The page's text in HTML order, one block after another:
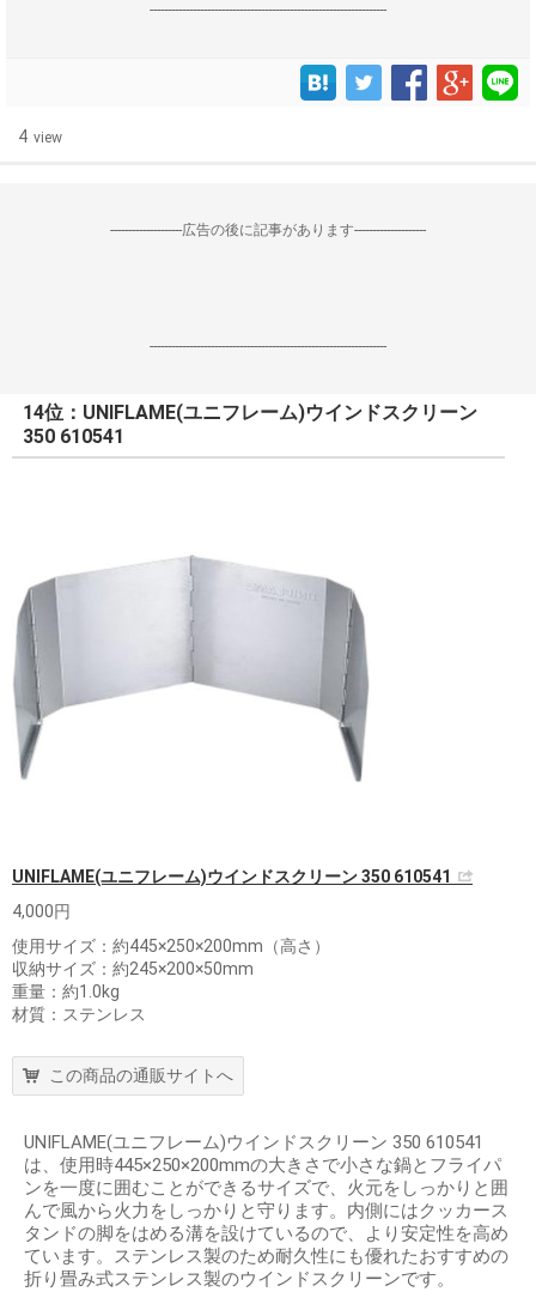
------------------------------------------------------------------
4 view
--------------------広告の後に記事があります--------------------
------------------------------------------------------------------
14位：UNIFLAME(ユニフレーム)ウインドスクリーン
350 610541
UNIFLAME(ユニフレーム)ウインドスクリーン 350 610541
4,000円
使用サイズ：約445×250×200mm（高さ）
収納サイズ：約245×200×50mm
重量：約1.0kg
材質：ステンレス
この商品の通販サイトへ
UNIFLAME(ユニフレーム)ウインドスクリーン 350 610541
は、使用時445×250×200mmの大きさで小さな鍋とフライパ
ンを一度に囲むことができるサイズで、火元をしっかりと囲
んで風から火力をしっかりと守ります。内側にはクッカース
タンドの脚をはめる溝を設けているので、より安定性を高め
ています。ステンレス製のため耐久性にも優れたおすすめの
折り畳み式ステンレス製のウインドスクリーンです。